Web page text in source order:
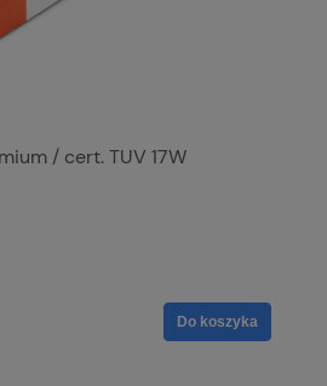
/ cert. TUV 17W
Do koszyka